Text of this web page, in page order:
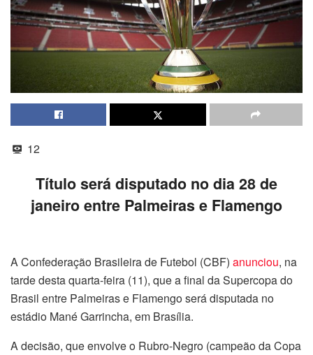
12
Título será disputado no dia 28 de
janeiro entre Palmeiras e Flamengo
A Confederação Brasileira de Futebol (CBF) anunciou, na
tarde desta quarta-feira (11), que a final da Supercopa do
Brasil entre Palmeiras e Flamengo será disputada no
estádio Mané Garrincha, em Brasília.
A decisão, que envolve o Rubro-Negro (campeão da Copa